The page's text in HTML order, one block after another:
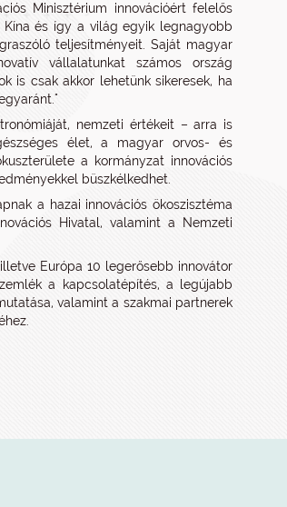
Minisztérium innovációért felelős
és így a világ egyik legnagyobb
teljesítményeit. Saját magyar
vállalatunkat számos ország
is csak akkor lehetünk sikeresek, ha
nemzeti értékeit – arra is
élet, a magyar orvos- és
a kormányzat innovációs
büszkélkedhet.
a hazai innovációs ökoszisztéma
Hivatal, valamint a Nemzeti
Európa 10 legerősebb innovátor
a kapcsolatépítés, a legújabb
valamint a szakmai partnerek